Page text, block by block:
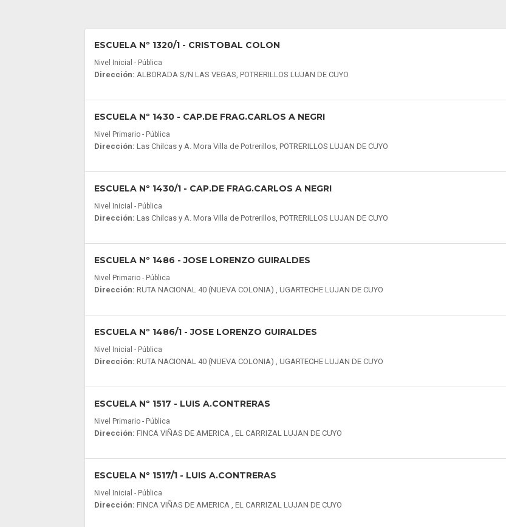
ESCUELA Nº 1320/1- CRISTOBAL COLON
Nivel Inicial - Pública
Dirección: ALBORADA S/N LAS VEGAS, POTRERILLOS LUJAN DE CUYO
ESCUELA Nº 1430- CAP.DE FRAG.CARLOS A NEGRI
Nivel Primario - Pública
Dirección: Las Chilcas y A. Mora Villa de Potrerillos, POTRERILLOS LUJAN DE CUYO
ESCUELA Nº 1430/1- CAP.DE FRAG.CARLOS A NEGRI
Nivel Inicial - Pública
Dirección: Las Chilcas y A. Mora Villa de Potrerillos, POTRERILLOS LUJAN DE CUYO
ESCUELA Nº 1486 - JOSE LORENZO GUIRALDES
Nivel Primario - Pública
Dirección: RUTA NACIONAL 40 (NUEVA COLONIA) , UGARTECHE LUJAN DE CUYO
ESCUELA Nº 1486/1- JOSE LORENZO GUIRALDES
Nivel Inicial - Pública
Dirección: RUTA NACIONAL 40 (NUEVA COLONIA) , UGARTECHE LUJAN DE CUYO
ESCUELA Nº 1517 - LUIS A.CONTRERAS
Nivel Primario - Pública
Dirección: FINCA VIÑAS DE AMERICA , EL CARRIZAL LUJAN DE CUYO
ESCUELA Nº 1517/1- LUIS A.CONTRERAS
Nivel Inicial - Pública
Dirección: FINCA VIÑAS DE AMERICA , EL CARRIZAL LUJAN DE CUYO